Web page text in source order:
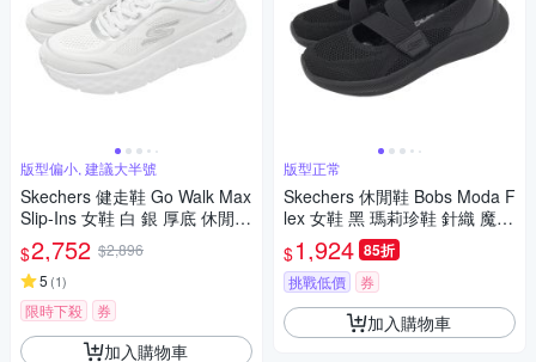
版型偏小, 建議大半號
Skechers 健走鞋 Go Walk Max
Slip-Ins 女鞋 白 銀 厚底 休閒鞋
126031WSL
$2,752 $2,896
5 (1)
限時下殺 券
加入購物車
版型正常
Skechers 休閒鞋 Bobs Moda F
lex 女鞋 黑 瑪莉珍鞋 針織 魔鬼
氈 117732BBK
$1,924 85折
挑戰低價 券
加入購物車